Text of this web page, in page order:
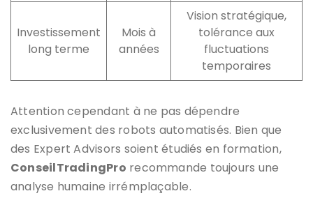
Investissement
long terme
Mois à
années
Vision stratégique,
tolérance aux
fluctuations
temporaires
Attention cependant à ne pas dépendre
exclusivement des robots automatisés. Bien que
des Expert Advisors soient étudiés en formation,
ConseilTradingPro recommande toujours une
analyse humaine irrémplaçable.